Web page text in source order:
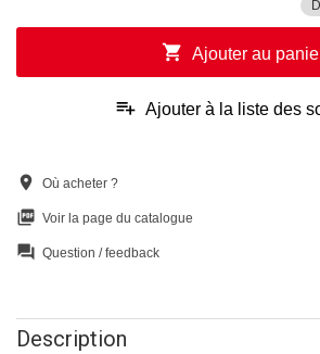
shopping_cart Ajouter au
playlist_add Ajouter à la liste des
location_on Où acheter ?
picture_as_pdf Voir la page du catalogue
question_answer Question / feedback
Description